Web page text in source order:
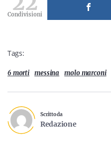
Condivisioni
Tags:
6 morti messina molo marconi
Scritto da
Redazione